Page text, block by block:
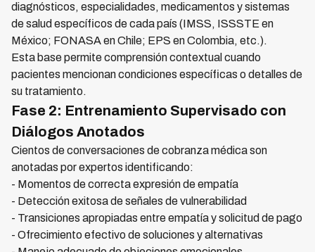
diagnósticos, especialidades, medicamentos y sistemas
de salud específicos de cada país (IMSS, ISSSTE en
México; FONASA en Chile; EPS en Colombia, etc.).
Esta base permite comprensión contextual cuando
pacientes mencionan condiciones específicas o detalles de
su tratamiento.
Fase 2: Entrenamiento Supervisado con
Diálogos Anotados
Cientos de conversaciones de cobranza médica son
anotadas por expertos identificando:
- Momentos de correcta expresión de empatía
- Detección exitosa de señales de vulnerabilidad
- Transiciones apropiadas entre empatía y solicitud de pago
- Ofrecimiento efectivo de soluciones y alternativas